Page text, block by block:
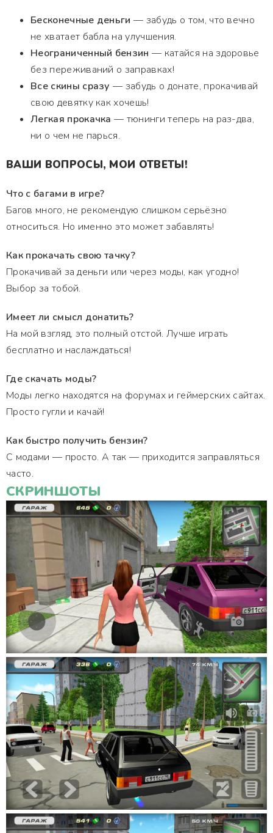
Бесконечные деньги — забудь о том, что вечно
не хватает бабла на улучшения.
Неограниченный бензин — катайся на здоровье
без переживаний о заправках!
Все скины сразу — забудь о донате, прокачивай
свою девятку как хочешь!
Легкая прокачка — тюнинги теперь на раз-два,
ни о чем не парься.
ВАШИ ВОПРОСЫ, МОИ ОТВЕТЫ!
Что с багами в игре?
Багов много, не рекомендую слишком серьёзно
относиться. Но именно это может забавлять!
Как прокачать свою тачку?
Прокачивай за деньги или через моды, как угодно!
Выбор за тобой.
Имеет ли смысл донатить?
На мой взгляд, это полный отстой. Лучше играть
бесплатно и наслаждаться!
Где скачать моды?
Моды легко находятся на форумах и геймерских сайтах.
Просто гугли и качай!
Как быстро получить бензин?
С модами — просто. А так — приходится заправляться
часто.
СКРИНШОТЫ